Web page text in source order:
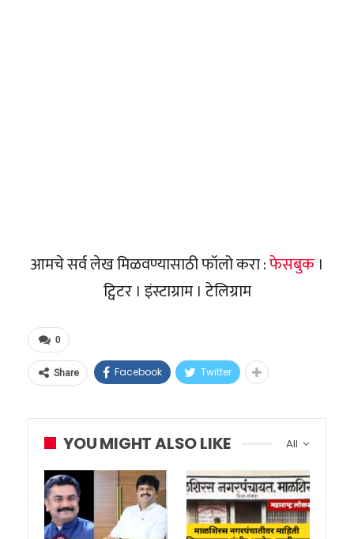
आमचे सर्व लेख मिळवण्यासाठी फॉलो करा :फेसबुक ।
ट्विटर । इंस्टाग्राम । टेलिग्राम
0
Share Facebook Twitter
All
YOU MIGHT ALSO LIKE